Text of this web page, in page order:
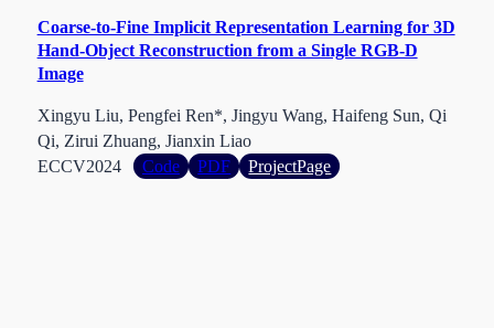
Hand-
Object
Monocular
Coarse-to-Fine Implicit Representation Learning for 3D
Hand-Object Reconstruction from a Single RGB-D
Image
Xingyu Liu, Pengfei Ren*, Jingyu Wang, Haifeng Sun, Qi
Qi, Zirui Zhuang, Jianxin Liao
ECCV2024 Code PDF ProjectPage: